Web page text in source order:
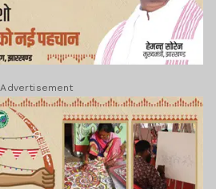
Advertisement